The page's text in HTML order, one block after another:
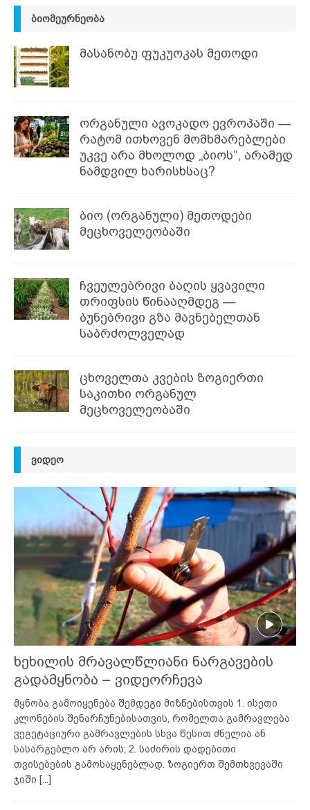
ᲑᲘᲝᲛᲔᲣᲠᲜᲔᲝᲑᲐ
მასანობუ ფუკუოკას მეთოდი
ორგანული ავოკადო ევროპაში —
რატომ ითხოვენ მომხმარებლები
უკვე არა მხოლოდ „ბიოს“, არამედ
ნამდვილ ხარისხსაც?
ბიო (ორგანული) მეთოდები
მეცხოველეობაში
ჩვეულებრივი ბაღის ყვავილი
თრიფსის წინააღმდეგ —
ბუნებრივი გზა მავნებელთან
საბრძოლველად
ცხოველთა კვების ზოგიერთი
საკითხი ორგანულ
მეცხოველეობაში
ᲕᲘᲓᲔᲝ
ხეხილის მრავალწლიანი ნარგავების
გადამყნობა – ვიდეორჩევა
მყნობა გამოიყენება შემდეგი მიზნებისთვის 1. ისეთი
კლონების შენარჩუნებისათვის, რომელთა გამრავლება
ვეგეტაციური გამრავლების სხვა წესით ძნელია ან
სასარგებლო არ არის; 2. საძირის დადებითი
თვისებების გამოსაყენებლად. ზოგიერთ შემთხვევაში
ჯიში [...]